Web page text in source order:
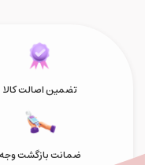
تضمین اصالت کالا
ضمانت بازگشت وجه